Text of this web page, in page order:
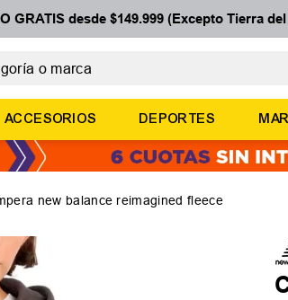
GRATIS desde $149.999 (Excepto Tierra
ACCESORIOS DEPORTES
new balance reimagined fleece
MÁS BUSCADOS
adidas